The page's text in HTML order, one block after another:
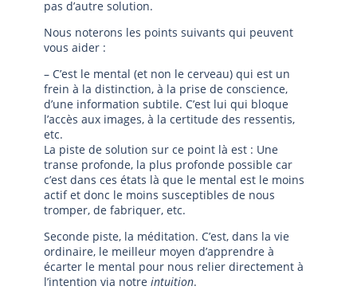
pas d’autre solution.
Nous noterons les points suivants qui peuvent
vous aider :
– C’est le mental (et non le cerveau) qui est un
frein à la distinction, à la prise de conscience,
d’une information subtile. C’est lui qui bloque
l’accès aux images, à la certitude des ressentis,
etc.
La piste de solution sur ce point là est : Une
transe profonde, la plus profonde possible car
c’est dans ces états là que le mental est le moins
actif et donc le moins susceptibles de nous
tromper, de fabriquer, etc.
Seconde piste, la méditation. C’est, dans la vie
ordinaire, le meilleur moyen d’apprendre à
écarter le mental pour nous relier directement à
l’intention via notre intuition.